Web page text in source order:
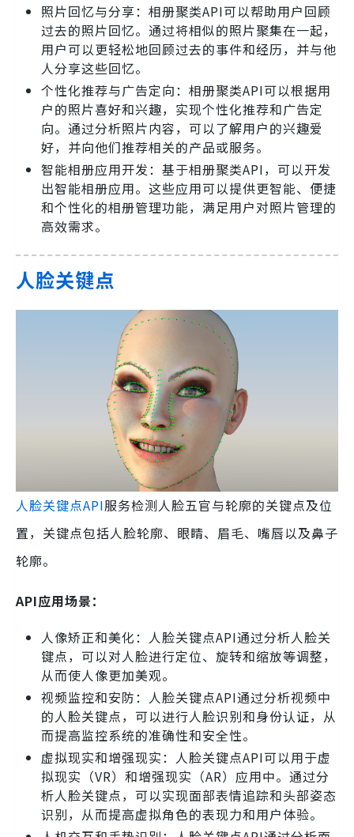
照片回忆与分享：相册聚类API可以帮助用户回顾
过去的照片回忆。通过将相似的照片聚集在一起，
用户可以更轻松地回顾过去的事件和经历，并与他
人分享这些回忆。
个性化推荐与广告定向：相册聚类API可以根据用
户的照片喜好和兴趣，实现个性化推荐和广告定
向。通过分析照片内容，可以了解用户的兴趣爱
好，并向他们推荐相关的产品或服务。
智能相册应用开发：基于相册聚类API，可以开发
出智能相册应用。这些应用可以提供更智能、便捷
和个性化的相册管理功能，满足用户对照片管理的
高效需求。
人脸关键点
人脸关键点API服务检测人脸五官与轮廓的关键点及位
置，关键点包括人脸轮廓、眼睛、眉毛、嘴唇以及鼻子
轮廓。
API应用场景：
人像矫正和美化：人脸关键点API通过分析人脸关
键点，可以对人脸进行定位、旋转和缩放等调整，
从而使人像更加美观。
视频监控和安防：人脸关键点API通过分析视频中
的人脸关键点，可以进行人脸识别和身份认证，从
而提高监控系统的准确性和安全性。
虚拟现实和增强现实：人脸关键点API可以用于虚
拟现实（VR）和增强现实（AR）应用中。通过分
析人脸关键点，可以实现面部表情追踪和头部姿态
识别，从而提高虚拟角色的表现力和用户体验。